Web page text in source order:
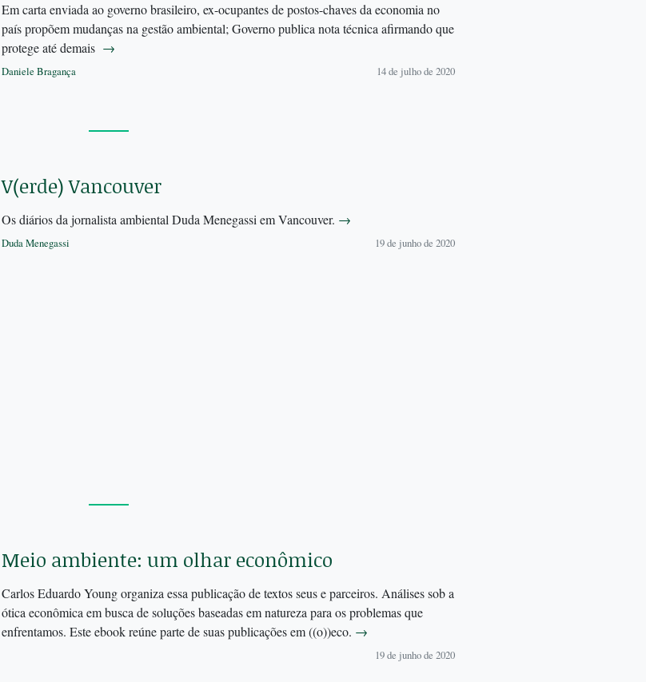
Em carta enviada ao governo brasileiro, ex-ocupantes de postos-chaves da economia no
país propõem mudanças na gestão ambiental; Governo publica nota técnica afirmando que
protege até demais →
Daniele Bragança 14 de julho de 2020
V(erde) Vancouver
Os diários da jornalista ambiental Duda Menegassi em Vancouver. →
Duda Menegassi 19 de junho de 2020
Meio ambiente: um olhar econômico
Carlos Eduardo Young organiza essa publicação de textos seus e parceiros. Análises sob a
ótica econômica em busca de soluções baseadas em natureza para os problemas que
enfrentamos. Este ebook reúne parte de suas publicações em ((o))eco. →
19 de junho de 2020